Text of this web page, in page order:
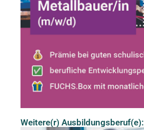
Weitere(r) Ausbildungsberuf(e):